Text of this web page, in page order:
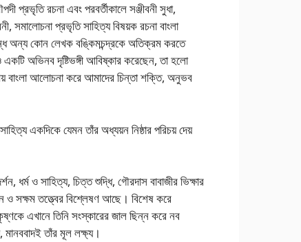
প্রভৃতি রচনা এবং পরবর্তীকালে সঞ্জীবনী সুধা,
সমালোচনা প্রভৃতি সাহিত্য বিষয়ক রচনা বাংলা
অন্য কোন লেখক বঙ্কিমচন্দ্রকে অতিক্রম করতে
অভিনব দৃষ্টিভঙ্গী আবিষ্কার করেছেন, তা হলো
বাংলা আলোচনা করে আমাদের চিন্তা শক্তি, অনুভব
একদিকে যেমন তাঁর অধ্যয়ন নিষ্ঠার পরিচয় দেয়
ধর্ম ও সাহিত্য, চিত্ত শুদ্ধি, গৌরদাস বাবাজীর ভিক্ষার
ও সক্ষম তত্ত্বের বিশ্লেষণ আছে। বিশেষ করে
এখানে তিনি সংস্কারের জাল ছিন্ন করে নব
তাঁর মূল লক্ষ্য।